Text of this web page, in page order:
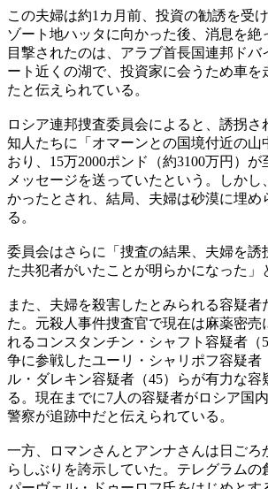
この夫婦は約1カ月前、投資の勧誘を受
ゾート地ハッタに向かった後、消息を絶
目撃されたのは、アラブ首長国連邦ドバ
ート近くの湖で、投資家に会うため車を
たと伝えられている。
ロシア連邦捜査委員会によると、誘拐さ
知人たちに「オマーンとの国境付近の山
おり、15万2000ポンド（約3100万円）が
メッセージを送っていたという。しかし
かったとされ、結局、夫婦は砂漠に埋め
る。
委員会はさらに「捜査の結果、夫婦を誘
た共犯者がいたことが明らかになった」
また、夫婦を殺害したとみられる容疑者
た。元殺人事件捜査官で現在は麻薬密売
れるコンスタンチン・シャフト容疑者（
争に参戦したユーリ・シャリポフ容疑者
ル・ダレキン容疑者（45）らが有力な容
る。現在までに7人の容疑者がロシア国
警察が追跡中だと伝えられている。
一方、ロマンさんとアンナさんは日ごろ
らしぶりを誇示していた。テレグラムの